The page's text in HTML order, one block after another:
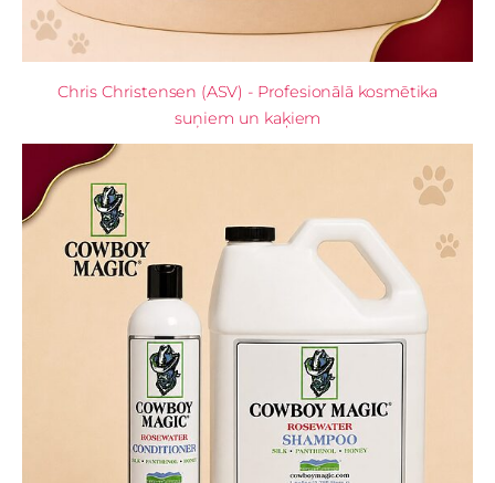
Chris Christensen (ASV) - Profesionālā kosmētika
suņiem un kaķiem